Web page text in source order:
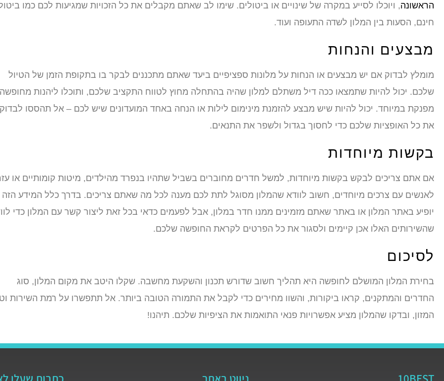
הראשונה, ויוכלו לסייע במקרה של שינויים או ביטולים. שימו לב שאתם מקבלים את כל הזכויות שמגיעות לכם כמו
חינם, הסעות בין המלון לשדה התעופה ועוד.
מבצעים והנחות
מומלץ לבדוק אם יש מבצעים או הנחות על מלונות ספציפיים ביעד שאתם מתכננים לבקר בו בתקופת הזמן של הטיול
שלכם. יכול להיות שתמצאו ככה דיל משתלם למלון שהיה בהתחלה מחוץ לטווח התקציב שלכם, ותוכלו ליהנות מחופשה
מפנקת במיוחד. יכול להיות שיש מבצע להזמנת מינימום לילות או הנחה באחד המועדונים שיש לכם – אל תהססו לבדוק
את כל האופציות שלכם כדי לחסוך בגדול ולשפר את התנאים.
בקשות מיוחדות
אם אתם צריכים לבקש בקשות מיוחדות, למשל חדרים מחוברים בשביל שתהיו בנפרד מהילדים, מיטות קומותיים או
לאנשים עם צרכים מיוחדים, חשוב לוודא שהמלון מסוגל לתת לכם מענה לכל מה שאתם צריכים. בדרך כלל המידע הזה
יופיע באתר המלון או באתר שאתם מזמינים ממנו חדר במלון, אבל לפעמים כדאי בכל זאת ליצור קשר עם המלון כדי
שהשירותים האלו אכן קיימים ולסגור את כל הפרטים לקראת החופשה שלכם.
לסיכום
בחירת המלון המושלם לחופשה היא תהליך חשוב שדורש תכנון והשקעת מחשבה. שקלו היטב את מקום המלון, סוג
החדרים והמתקנים, קראו ביקורות, והשוו מחירים כדי לקבל את התמורה הטובה ביותר. אל תתפשרו על רמת השירות
המזון, ובדקו שהמלון מציע אפשרויות פנאי התואמות את הציפיות שלכם. תיהנו!